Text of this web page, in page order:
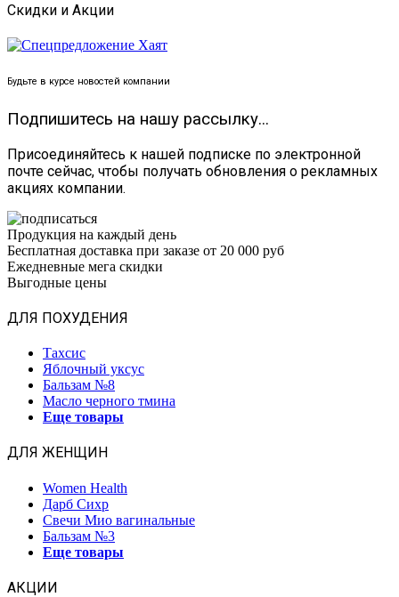
Скидки и Акции
Будьте в курсе новостей компании
Подпишитесь на нашу рассылку...
Присоединяйтесь к нашей подписке по электронной
почте сейчас, чтобы получать обновления о рекламных
акциях компании.
Продукция на каждый день
Бесплатная доставка при заказе от 20 000 руб
Ежедневные мега скидки
Выгодные цены
ДЛЯ ПОХУДЕНИЯ
Тахсис
Яблочный уксус
Бальзам №8
Масло черного тмина
Еще товары
ДЛЯ ЖЕНЩИН
Women Health
Дарб Сихр
Свечи Мио вагинальные
Бальзам №3
Еще товары
АКЦИИ